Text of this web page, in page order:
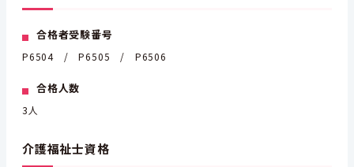
合格者受験番号
P6504 / P6505 / P6506
合格人数
3人
介護福祉士資格